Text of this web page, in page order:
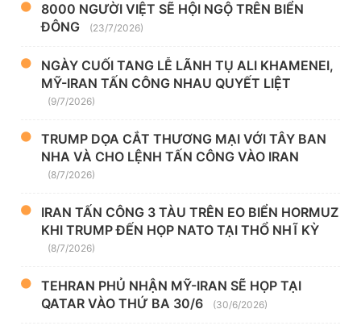
8000 NGƯỜI VIỆT SẼ HỘI NGỘ TRÊN BIỂN
ĐÔNG
(23/7/2026)
NGÀY CUỐI TANG LỄ LÃNH TỤ ALI KHAMENEI,
MỸ-IRAN TẤN CÔNG NHAU QUYẾT LIỆT
(9/7/2026)
TRUMP DỌA CẮT THƯƠNG MẠI VỚI TÂY BAN
NHA VÀ CHO LỆNH TẤN CÔNG VÀO IRAN
(8/7/2026)
IRAN TẤN CÔNG 3 TÀU TRÊN EO BIỂN HORMUZ
KHI TRUMP ĐẾN HỌP NATO TẠI THỔ NHĨ KỲ
(8/7/2026)
TEHRAN PHỦ NHẬN MỸ-IRAN SẼ HỌP TẠI
QATAR VÀO THỨ BA 30/6
(30/6/2026)